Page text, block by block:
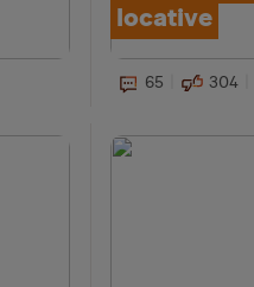
locative
65 304